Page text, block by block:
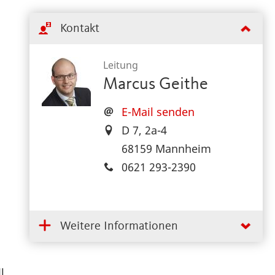
Kontakt
Leitung
Marcus Geithe
E-Mail senden
D 7, 2a-4
68159 Mannheim
0621 293-2390
Weitere Informationen